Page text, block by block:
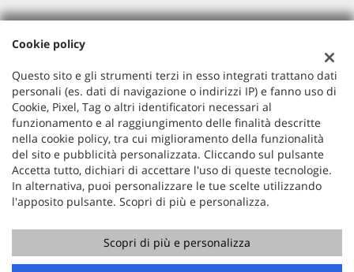
Dati fiscali:
Baggio Auto Srl
Viale Montegrappa, 20/a, Rossano Veneto (VI)
C.F/P.IVA:03251490243
Registro delle imprese:VI
Copyright © 2026 GestionaleAuto.com S.r.l., Tutti i diritti
riservati -Leggi l'informativa sulla privacy-Cookie Policy
Cookie policy
Questo sito e gli strumenti terzi in esso integrati trattano dati
personali (es. dati di navigazione o indirizzi IP) e fanno uso di
Cookie, Pixel, Tag o altri identificatori necessari al
funzionamento e al raggiungimento delle finalità descritte
nella cookie policy, tra cui miglioramento della funzionalità
del sito e pubblicità personalizzata. Cliccando sul pulsante
Accetta tutto, dichiari di accettare l'uso di queste tecnologie.
In alternativa, puoi personalizzare le tue scelte utilizzando
l'apposito pulsante. Scopri di più e personalizza.
Scopri di più e personalizza